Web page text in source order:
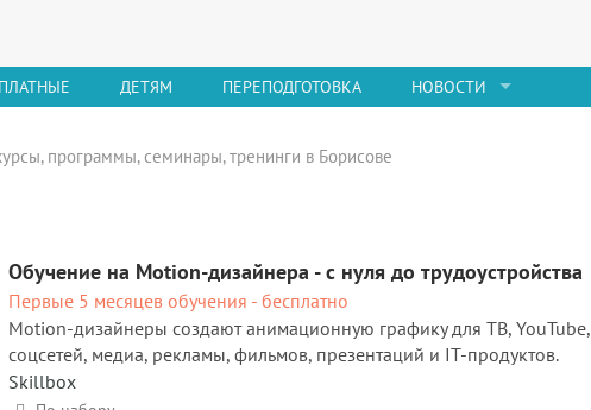
ДЕТЯМ ПЕРЕПОДГОТОВКА НОВОСТИ
программы, семинары, тренинги в Борисове
Обучение на Motion-дизайнер‌а - с нуля до трудоустройства
Первые 5 месяцев обучения - бесплатно
Motion-дизайнеры создают анимационную графику для ТВ, YouTube,
соцсетей, медиа, рекламы, фильмов, презентаций и IT-продуктов.
Skillbox